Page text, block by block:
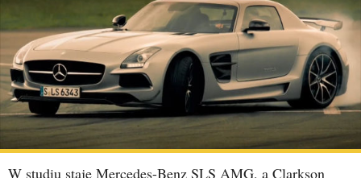
W studiu staje Mercedes-Benz SLS AMG, a Clarkson